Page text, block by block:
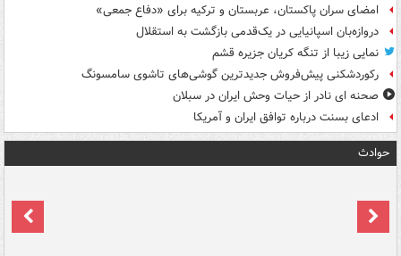
امضای سران پاکستان، عربستان و ترکیه برای «دفاع جمعی»
دروازه‌بان اسپانیایی در یک‌قدمی بازگشت به استقلال
نمایی زیبا از تنگه کریان جزیره قشم
رکوردشکنی پیش‌فروش جدیدترین گوشی‌های تاشوی سامسونگ
صحنه ای نادر از حیات وحش ایران در سبلان
ادعای بسنت درباره توافق ایران و آمریکا
حوادث